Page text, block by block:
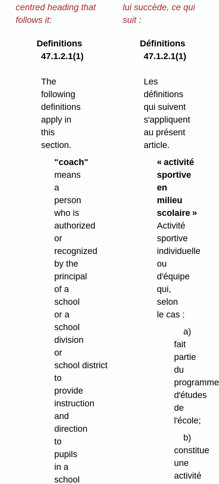
centred heading that
follows it:
lui succède, ce qui
suit :
Definitions
47.1.2.1(1)
The
following
definitions
apply in
this
section.
"coach"
means
a
person
who is
authorized
or
recognized
by the
principal
of a
school
or a
school
division
or
school district
to
provide
instruction
and
direction
to
pupils
in a
school
Définitions
47.1.2.1(1)
Les
définitions
qui suivent
s'appliquent
au présent
article.
« activité
sportive
en
milieu
scolaire »
Activité
sportive
individuelle
ou
d'équipe
qui,
selon
le cas :
a)
fait
partie
du
programme
d'études
de
l'école;
b)
constitue
une
activité